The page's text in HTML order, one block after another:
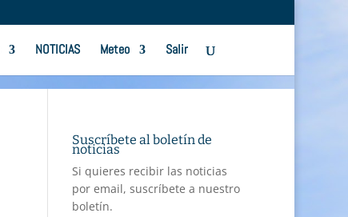
NOTICIAS Meteo Salir
Suscríbete al boletín de
noticias
Si quieres recibir las noticias
por email, suscríbete a nuestro
boletín.